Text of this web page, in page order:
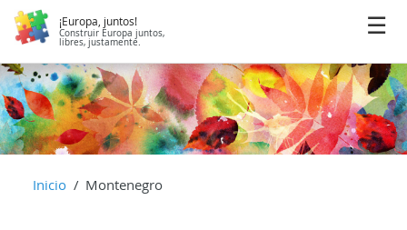
¡Europa, juntos!
Construir Europa juntos,
libres, justamente.
Inicio Montenegro